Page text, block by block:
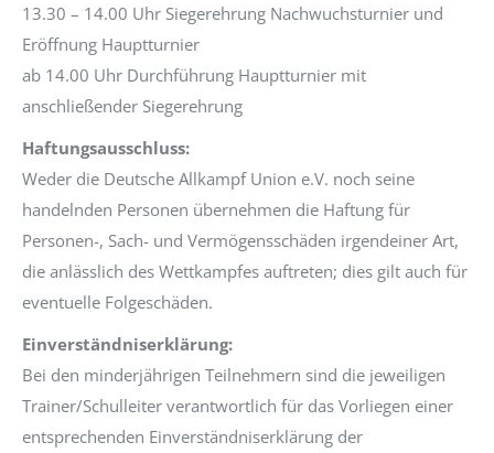
13.30 – 14.00 Uhr Siegerehrung Nachwuchsturnier und
Eröffnung Hauptturnier
ab 14.00 Uhr Durchführung Hauptturnier mit
anschließender Siegerehrung
Haftungsausschluss:
Weder die Deutsche Allkampf Union e.V. noch seine
handelnden Personen übernehmen die Haftung für
Personen-, Sach- und Vermögensschäden irgendeiner Art,
die anlässlich des Wettkampfes auftreten; dies gilt auch für
eventuelle Folgeschäden.
Einverständniserklärung:
Bei den minderjährigen Teilnehmern sind die jeweiligen
Trainer/Schulleiter verantwortlich für das Vorliegen einer
entsprechenden Einverständniserklärung der